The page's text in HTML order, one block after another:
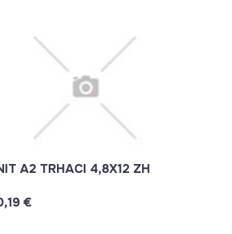
A2 TRHACI 4,8X12 ZH
€